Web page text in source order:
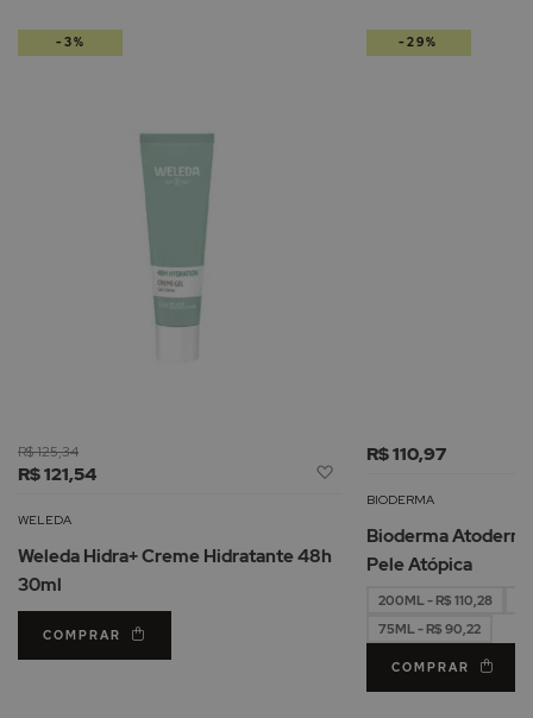
R$ 121,54
R$ 125,34
Desejos
WELEDA
Weleda Hidra+ Creme Hidratante 48h
30ml
COMPRAR
-3%
R$ 110,97
BIODERMA
Bioderma Atoderm
Pele Atópica
200ML - R$ 110,28
75ML - R$ 90,22
COMPRAR
-29%